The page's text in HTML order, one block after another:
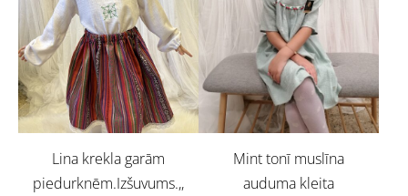
Lina krekla garām
piedurknēm.Izšuvums.,,
Mint tonī muslīna
auduma kleita